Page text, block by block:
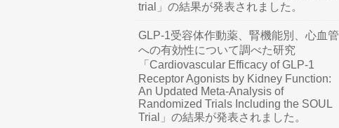
trial」の結果が発表されました。
GLP-1受容体作動薬、腎機能別、心血管
への有効性について調べた研究
「Cardiovascular Efficacy of GLP-1
Receptor Agonists by Kidney Function:
An Updated Meta-Analysis of
Randomized Trials Including the SOUL
Trial」の結果が発表されました。